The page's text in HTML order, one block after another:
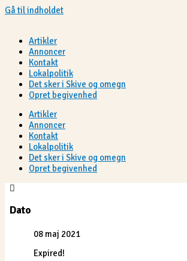
Gå til indholdet
Artikler
Annoncer
Kontakt
Lokalpolitik
Det sker i Skive og omegn
Opret begivenhed
Artikler
Annoncer
Kontakt
Lokalpolitik
Det sker i Skive og omegn
Opret begivenhed
Dato
08 maj 2021
Expired!